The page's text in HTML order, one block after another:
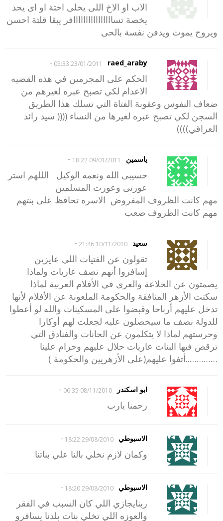
الاب او الاخ اللى يخلى اختة او اى يحد
يخصة تساااااااااااااااافر يبقا قلتة احسن
ويروح يموت ويدفن نفسة بالحى
raed_araby
23/01/2011 05:33
-
الحكم على المجرمين في هذه القضيه
الاعدام لكي تصبح عبره لغيرهم من
ضعاف النفوس وعقوبة الفتاة التي تسلك هذا الطريق
السجن لكي تصبح عبره لغيرها من النساء (((( سيد رائد
العراقي))))
ياسمين 09/01/2011 18:22
-
حسيبى الله ونعمه الوكيل الللهم استر
عورتى وعورت المسلمين
مهم كانت الظروف المفروض الاسره تحافظ على بنتهم
مهم كانت الظروف صعب
سعيد 10/11/2010 21:46
-
تقولون عن الفتيات اللي عايزين
إسافروا أنهم نصف عاريات ولماذا
يصمتون عن الخلاعة والعرى في الأفلام العربية لماذا
سكتت الأزهر المنافقة والحكومة الملعونة عن الأفلام لأنها
تدخل عليهم أرباحا وقبضوا على المسكينات والله لو أعطوا
للدولة نصف ما سيحصلون عليه لجعلت لهم أوكارا
وحرستهم لماذا لا يتكلمون عن الحانات والفنادق التي
ترقص فيها البنات عاريات حلال عليهم وحرام علينا
…………..أتفوا عليهم(على الأزهريين والحكومة )
ابو اسكندر 08/11/2010 06:35
-
رحمنا يارب
الاسيوطي 29/08/2010 18:22
-
وكمان لازم نخلي بالنا علي بناتنا
الاسيوطي 29/08/2010 18:20
-
ربنايجازي اللي كان السبب في الفقر
والعوزه اللي تخلي بنات بلدنا يسافرو